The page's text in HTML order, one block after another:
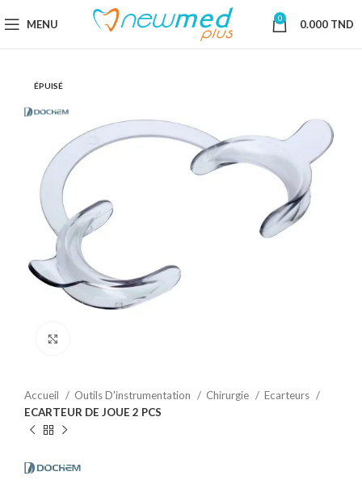
MENU 0 0.000 TND
ÉPUISÉ
Accueil Outils D'instrumentation Chirurgie
Ecarteurs
ECARTEUR DE JOUE 2 PCS